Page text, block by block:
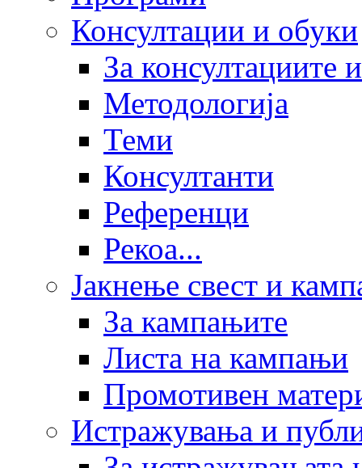
Консултации и обуки
За консултациите
Методологија
Теми
Консултанти
Референци
Рекоа...
Јакнење свест и
За кампањите
Листа на кампањи
Промотивен
Истражувања и